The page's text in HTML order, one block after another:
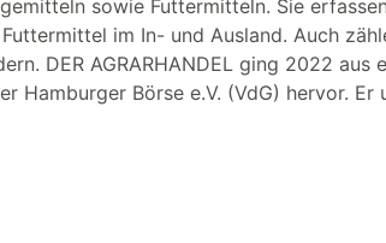
sowie Futtermitteln. Sie
im In- und Ausland. Auch
DER AGRARHANDEL ging 2022
Hamburger Börse e.V. (VdG) hervor.